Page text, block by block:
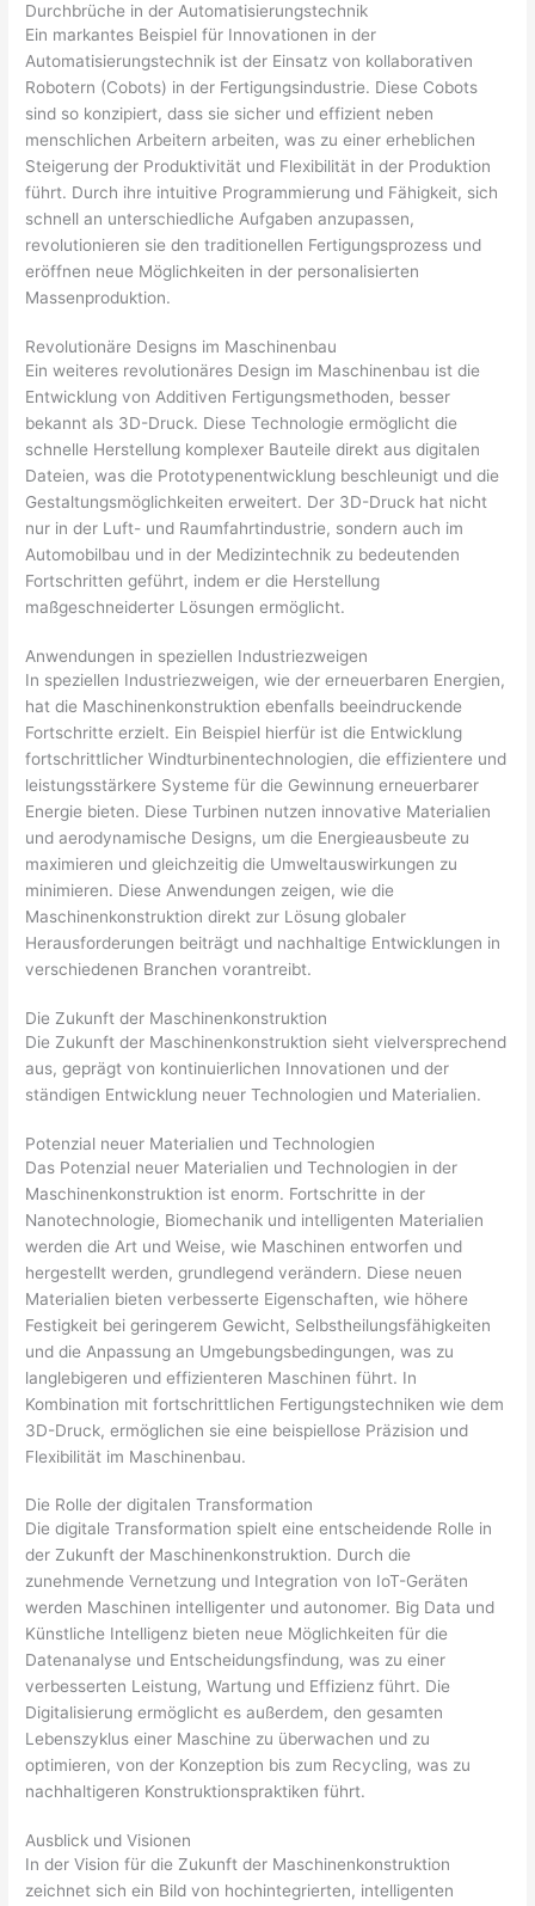
Durchbrüche in der Automatisierungstechnik
Ein markantes Beispiel für Innovationen in der
Automatisierungstechnik ist der Einsatz von kollaborativen
Robotern (Cobots) in der Fertigungsindustrie. Diese Cobots
sind so konzipiert, dass sie sicher und effizient neben
menschlichen Arbeitern arbeiten, was zu einer erheblichen
Steigerung der Produktivität und Flexibilität in der Produktion
führt. Durch ihre intuitive Programmierung und Fähigkeit, sich
schnell an unterschiedliche Aufgaben anzupassen,
revolutionieren sie den traditionellen Fertigungsprozess und
eröffnen neue Möglichkeiten in der personalisierten
Massenproduktion.
Revolutionäre Designs im Maschinenbau
Ein weiteres revolutionäres Design im Maschinenbau ist die
Entwicklung von Additiven Fertigungsmethoden, besser
bekannt als 3D-Druck. Diese Technologie ermöglicht die
schnelle Herstellung komplexer Bauteile direkt aus digitalen
Dateien, was die Prototypenentwicklung beschleunigt und die
Gestaltungsmöglichkeiten erweitert. Der 3D-Druck hat nicht
nur in der Luft- und Raumfahrtindustrie, sondern auch im
Automobilbau und in der Medizintechnik zu bedeutenden
Fortschritten geführt, indem er die Herstellung
maßgeschneiderter Lösungen ermöglicht.
Anwendungen in speziellen Industriezweigen
In speziellen Industriezweigen, wie der erneuerbaren Energien,
hat die Maschinenkonstruktion ebenfalls beeindruckende
Fortschritte erzielt. Ein Beispiel hierfür ist die Entwicklung
fortschrittlicher Windturbinentechnologien, die effizientere und
leistungsstärkere Systeme für die Gewinnung erneuerbarer
Energie bieten. Diese Turbinen nutzen innovative Materialien
und aerodynamische Designs, um die Energieausbeute zu
maximieren und gleichzeitig die Umweltauswirkungen zu
minimieren. Diese Anwendungen zeigen, wie die
Maschinenkonstruktion direkt zur Lösung globaler
Herausforderungen beiträgt und nachhaltige Entwicklungen in
verschiedenen Branchen vorantreibt.
Die Zukunft der Maschinenkonstruktion
Die Zukunft der Maschinenkonstruktion sieht vielversprechend
aus, geprägt von kontinuierlichen Innovationen und der
ständigen Entwicklung neuer Technologien und Materialien.
Potenzial neuer Materialien und Technologien
Das Potenzial neuer Materialien und Technologien in der
Maschinenkonstruktion ist enorm. Fortschritte in der
Nanotechnologie, Biomechanik und intelligenten Materialien
werden die Art und Weise, wie Maschinen entworfen und
hergestellt werden, grundlegend verändern. Diese neuen
Materialien bieten verbesserte Eigenschaften, wie höhere
Festigkeit bei geringerem Gewicht, Selbstheilungsfähigkeiten
und die Anpassung an Umgebungsbedingungen, was zu
langlebigeren und effizienteren Maschinen führt. In
Kombination mit fortschrittlichen Fertigungstechniken wie dem
3D-Druck, ermöglichen sie eine beispiellose Präzision und
Flexibilität im Maschinenbau.
Die Rolle der digitalen Transformation
Die digitale Transformation spielt eine entscheidende Rolle in
der Zukunft der Maschinenkonstruktion. Durch die
zunehmende Vernetzung und Integration von IoT-Geräten
werden Maschinen intelligenter und autonomer. Big Data und
Künstliche Intelligenz bieten neue Möglichkeiten für die
Datenanalyse und Entscheidungsfindung, was zu einer
verbesserten Leistung, Wartung und Effizienz führt. Die
Digitalisierung ermöglicht es außerdem, den gesamten
Lebenszyklus einer Maschine zu überwachen und zu
optimieren, von der Konzeption bis zum Recycling, was zu
nachhaltigeren Konstruktionspraktiken führt.
Ausblick und Visionen
In der Vision für die Zukunft der Maschinenkonstruktion
zeichnet sich ein Bild von hochintegrierten, intelligenten